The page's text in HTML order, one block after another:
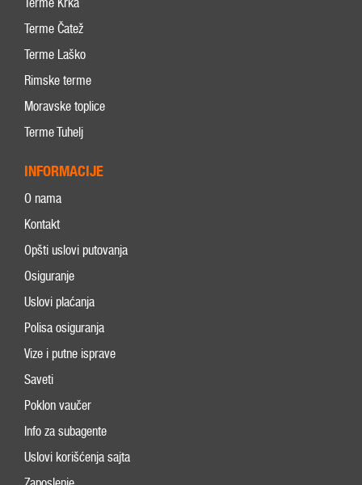
Terme Čatež
Terme Laško
Rimske terme
Moravske toplice
Terme Tuhelj
INFORMACIJE
O nama
Kontakt
Opšti uslovi putovanja
Osiguranje
Uslovi plaćanja
Polisa osiguranja
Vize i putne isprave
Saveti
Poklon vaučer
Info za subagente
Uslovi korišćenja sajta